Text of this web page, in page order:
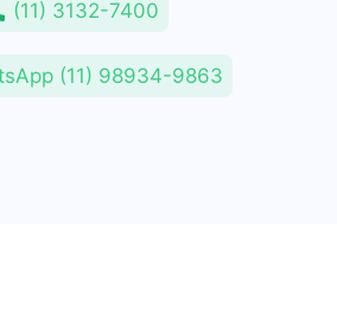
(11) 3132-7400
(11) 98934-9863